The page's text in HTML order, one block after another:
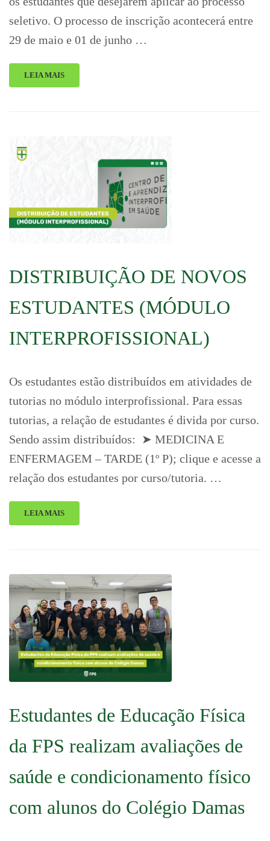
seletivo. O processo de inscrição acontecerá entre
29 de maio e 01 de junho …
LEIA MAIS
DISTRIBUIÇÃO DE NOVOS
ESTUDANTES (MÓDULO
INTERPROFISSIONAL)
Os estudantes estão distribuídos em atividades de
tutorias no módulo interprofissional. Para essas
tutorias, a relação de estudantes é divida por curso.
Sendo assim distribuídos: ➤ MEDICINA E
ENFERMAGEM – TARDE (1º P); clique e acesse a
relação dos estudantes por curso/tutoria. …
LEIA MAIS
Estudantes de Educação Física
da FPS realizam avaliações de
saúde e condicionamento físico
com alunos do Colégio Damas